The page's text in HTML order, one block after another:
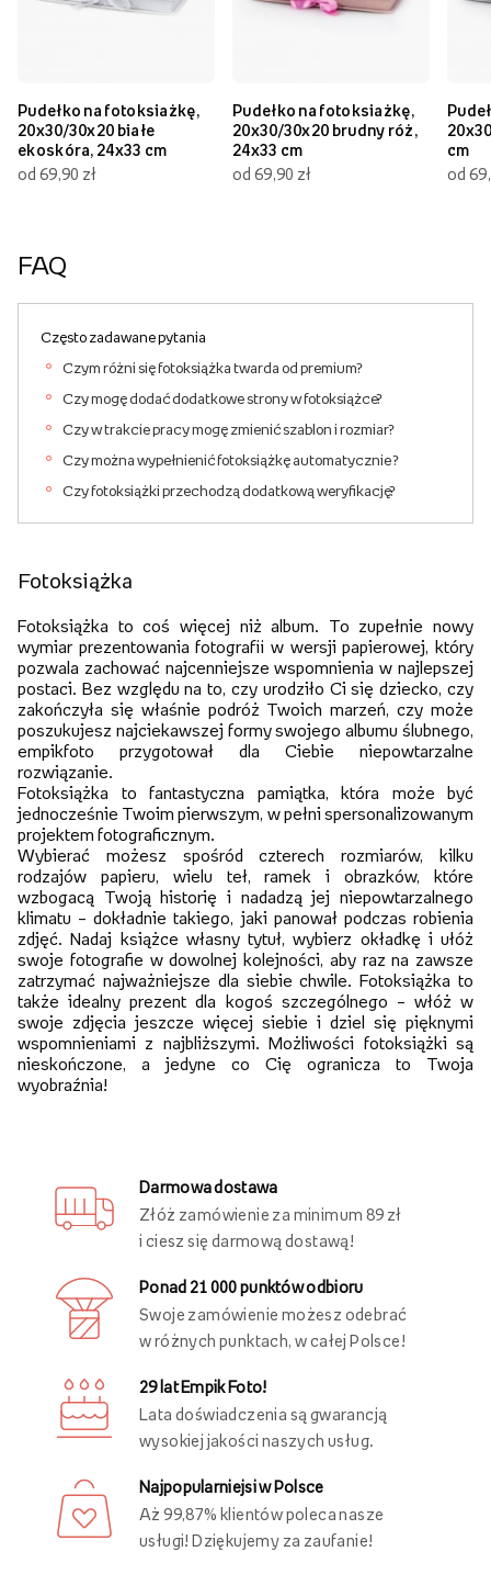
Pudełko na fotoksiażkę,
20x30/30x20 białe
ekoskóra, 24x33 cm
od 69,90 zł
Pudełko na fotoksiażkę,
20x30/30x20 brudny róż,
24x33 cm
od 69,90 zł
cm
od
FAQ
Często zadawane pytania
Czym różni się fotoksiążka twarda od premium?
Czy mogę dodać dodatkowe strony w fotoksiążce?
Czy w trakcie pracy mogę zmienić szablon i rozmiar?
Czy można wypełnienić fotoksiążkę automatycznie ?
Czy fotoksiążki przechodzą dodatkową weryfikację?
Fotoksiążka
Fotoksiążka to coś więcej niż album. To zupełnie nowy
wymiar prezentowania fotografii w wersji papierowej, który
pozwala zachować najcenniejsze wspomnienia w najlepszej
postaci. Bez względu na to, czy urodziło Ci się dziecko, czy
zakończyła się właśnie podróż Twoich marzeń, czy może
poszukujesz najciekawszej formy swojego albumu ślubnego,
empikfoto przygotował dla Ciebie niepowtarzalne
rozwiązanie.
Fotoksiążka to fantastyczna pamiątka, która może być
jednocześnie Twoim pierwszym, w pełni spersonalizowanym
projektem fotograficznym.
Wybierać możesz spośród czterech rozmiarów, kilku
rodzajów papieru, wielu teł, ramek i obrazków, które
wzbogacą Twoją historię i nadadzą jej niepowtarzalnego
klimatu – dokładnie takiego, jaki panował podczas robienia
zdjęć. Nadaj książce własny tytuł, wybierz okładkę i ułóż
swoje fotografie w dowolnej kolejności, aby raz na zawsze
zatrzymać najważniejsze dla siebie chwile. Fotoksiążka to
także idealny prezent dla kogoś szczególnego – włóż w
swoje zdjęcia jeszcze więcej siebie i dziel się pięknymi
wspomnieniami z najbliższymi. Możliwości fotoksiążki są
nieskończone, a jedyne co Cię ogranicza to Twoja
wyobraźnia!
Darmowa dostawa
Złóż zamówienie za minimum 89 zł
i ciesz się darmową dostawą!
Ponad 21 000 punktów odbioru
Swoje zamówienie możesz odebrać
w różnych punktach, w całej Polsce!
29 lat Empik Foto!
Lata doświadczenia są gwarancją
wysokiej jakości naszych usług.
Najpopularniejsi w Polsce
Aż 99,87% klientów poleca nasze
usługi! Dziękujemy za zaufanie!